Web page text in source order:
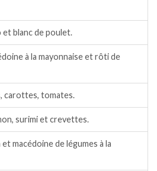
et blanc de poulet.
à la mayonnaise et rôti de
carottes, tomates.
surimi et crevettes.
macédoine de légumes à la